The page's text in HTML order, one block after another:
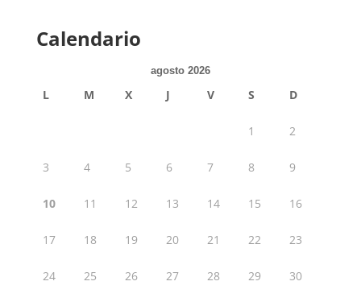
Calendario
agosto 2026
L M X J V S D
1 2
3 4 5 6 7 8 9
10 11 12 13 14 15 16
17 18 19 20 21 22 23
24 25 26 27 28 29 30